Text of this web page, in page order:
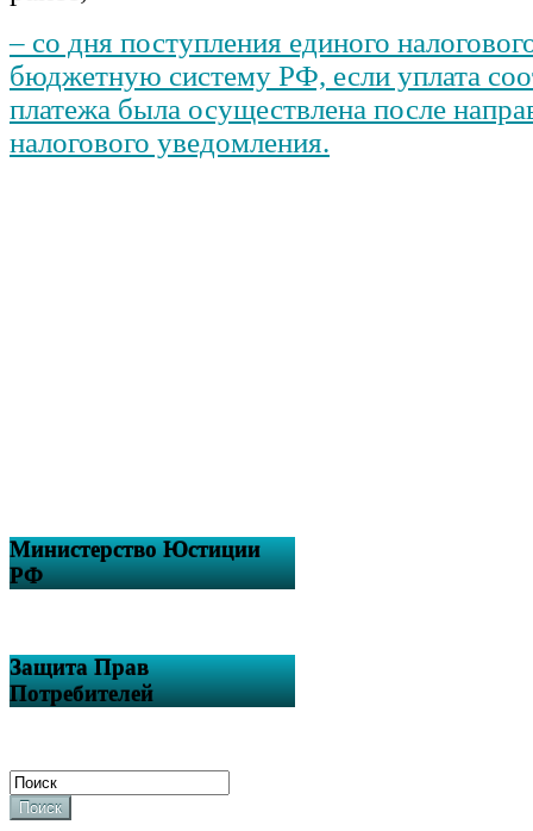
– со дня поступления единого
бюджетную систему РФ, если уплата
платежа была осуществлена после
налогового уведомления.
Министерство Юстиции
РФ
Защита Прав
Потребителей
Поиск